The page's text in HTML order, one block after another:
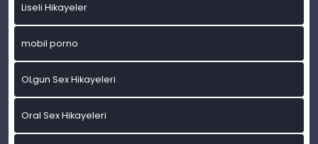
Liseli Hikayeler
mobil porno
OLgun Sex Hikayeleri
Oral Sex Hikayeleri